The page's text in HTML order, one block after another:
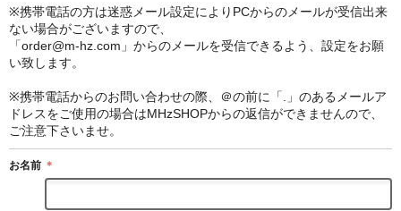
※携帯電話の方は迷惑メール設定によりPCからのメールが受信出来
ない場合がございますので、
「order@m-hz.com」からのメールを受信できるよう、設定をお願
い致します。
※携帯電話からのお問い合わせの際、＠の前に「.」のあるメールア
ドレスをご使用の場合はMHzSHOPからの返信ができませんので、
ご注意下さいませ。
お名前 ＊